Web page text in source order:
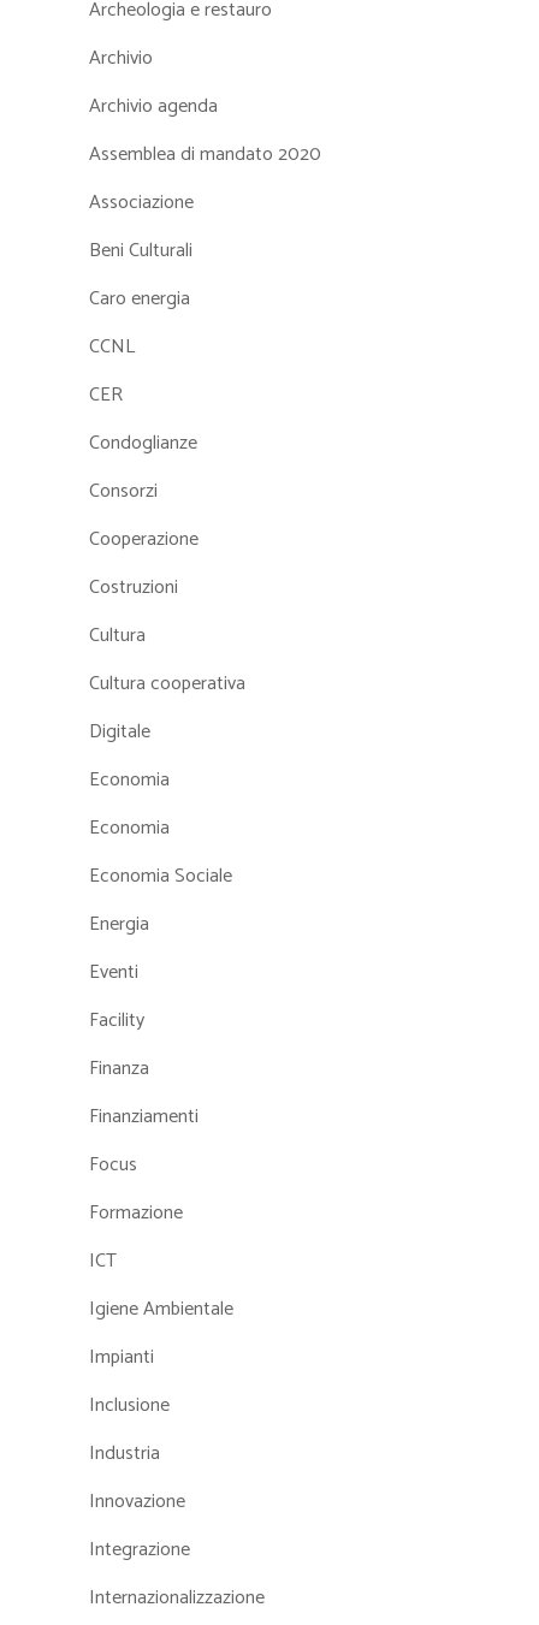
Archeologia e restauro
Archivio
Archivio agenda
Assemblea di mandato 2020
Associazione
Beni Culturali
Caro energia
CCNL
CER
Condoglianze
Consorzi
Cooperazione
Costruzioni
Cultura
Cultura cooperativa
Digitale
Economia
Economia
Economia Sociale
Energia
Eventi
Facility
Finanza
Finanziamenti
Focus
Formazione
ICT
Igiene Ambientale
Impianti
Inclusione
Industria
Innovazione
Integrazione
Internazionalizzazione